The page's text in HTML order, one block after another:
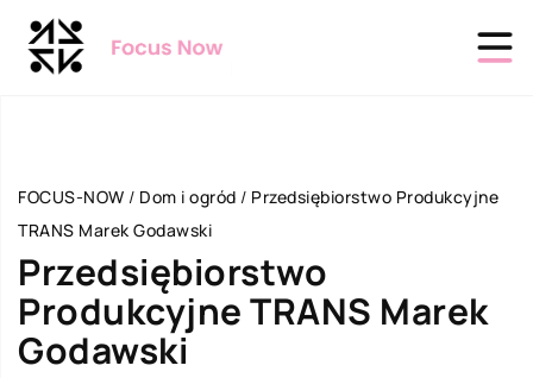
FOCUS-NOW / Dom i ogród / Przedsiębiorstwo Produkcyjne
TRANS Marek Godawski
Przedsiębiorstwo
Produkcyjne TRANS Marek
Godawski